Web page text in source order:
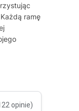
ramę
opinie)